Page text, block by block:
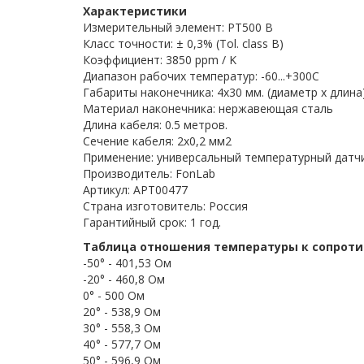
Характеристики
Измерительный элемент: PT500 B
Класс точности: ± 0,3% (Tol. class B)
Коэффициент: 3850 ppm / K
Диапазон рабочих температур: -60...+300C
Габариты наконечника: 4x30 мм. (диаметр х
Материал наконечника: нержавеющая сталь
Длина кабеля: 0.5 метров.
Сечение кабеля: 2x0,2 мм2
Применение: универсальный температурный
Производитель: FonLab
Артикул: APT00477
Страна изготовитель: Россия
Гарантийный срок: 1 год.
Таблица отношения температуры к
-50° - 401,53 Ом
-20° - 460,8 Ом
0° - 500 Ом
20° - 538,9 Ом
30° - 558,3 Ом
40° - 577,7 Ом
50° - 596,9 Ом